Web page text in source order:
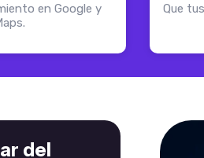
en Google y
Que
del